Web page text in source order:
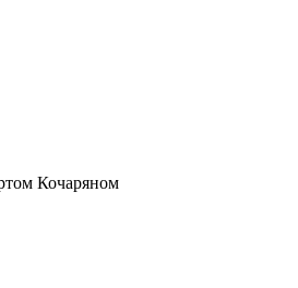
Кочаряном